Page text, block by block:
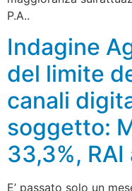
P.A..
Indagine
del limite
canali
soggetto:
33,3%, RAI
E’ passato solo un